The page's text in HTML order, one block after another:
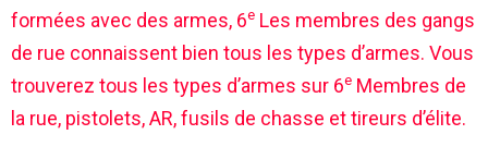
formées avec des armes, 6e Les membres des gangs
de rue connaissent bien tous les types d’armes. Vous
trouverez tous les types d’armes sur 6e Membres de
la rue, pistolets, AR, fusils de chasse et tireurs d’élite.